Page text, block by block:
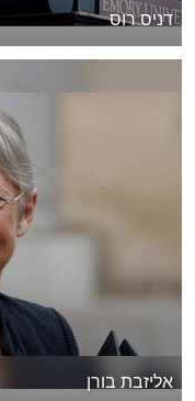
דניס רוס
אליזבת בורן